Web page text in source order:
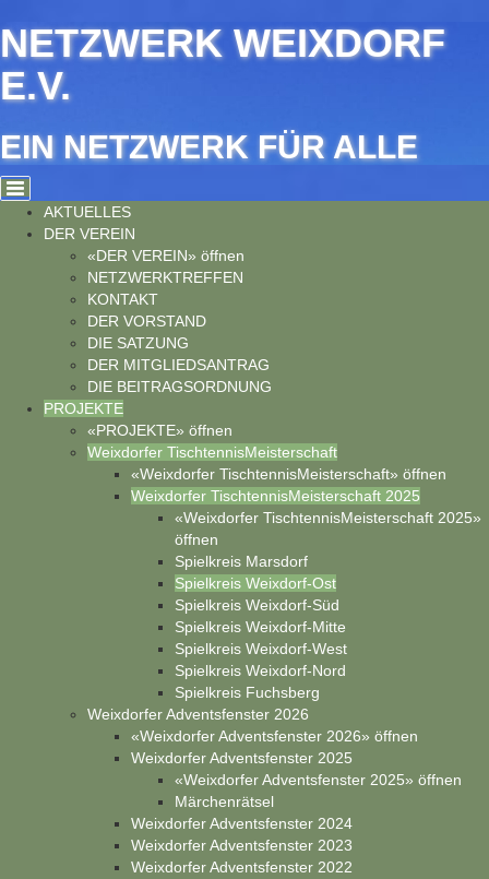
NETZWERK WEIXDORF
E.V.
EIN NETZWERK FÜR ALLE
AKTUELLES
DER VEREIN
«DER VEREIN» öffnen
NETZWERKTREFFEN
KONTAKT
DER VORSTAND
DIE SATZUNG
DER MITGLIEDSANTRAG
DIE BEITRAGSORDNUNG
PROJEKTE
«PROJEKTE» öffnen
Weixdorfer TischtennisMeisterschaft
«Weixdorfer TischtennisMeisterschaft» öffnen
Weixdorfer TischtennisMeisterschaft 2025
«Weixdorfer TischtennisMeisterschaft 2025»
öffnen
Spielkreis Marsdorf
Spielkreis Weixdorf-Ost
Spielkreis Weixdorf-Süd
Spielkreis Weixdorf-Mitte
Spielkreis Weixdorf-West
Spielkreis Weixdorf-Nord
Spielkreis Fuchsberg
Weixdorfer Adventsfenster 2026
«Weixdorfer Adventsfenster 2026» öffnen
Weixdorfer Adventsfenster 2025
«Weixdorfer Adventsfenster 2025» öffnen
Märchenrätsel
Weixdorfer Adventsfenster 2024
Weixdorfer Adventsfenster 2023
Weixdorfer Adventsfenster 2022